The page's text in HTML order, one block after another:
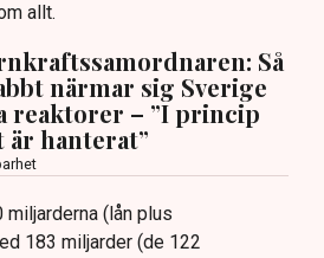
allt.
Så
närmar sig Sverige
reaktorer – ”I princip
är hanterat”
miljarderna (lån plus
183 miljarder (de 122